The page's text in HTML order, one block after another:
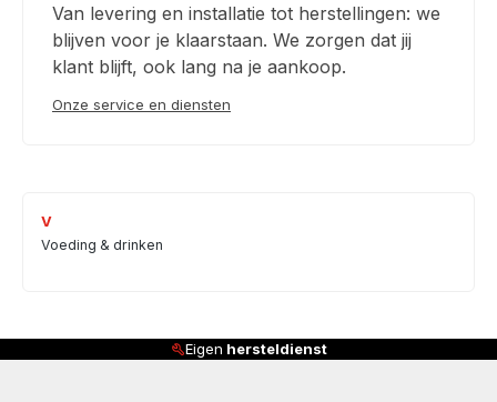
Van levering en installatie tot herstellingen: we
blijven voor je klaarstaan. We zorgen dat jij
klant blijft, ook lang na je aankoop.
Onze service en diensten
V
Voeding & drinken
Eigen hersteldienst